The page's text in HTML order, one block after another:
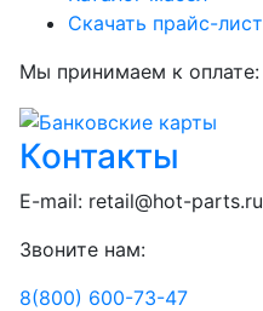
Скачать прайс-лист
Мы принимаем к оплате:
Контакты
E-mail: retail@hot-parts.ru
Звоните нам:
8(800) 600-73-47